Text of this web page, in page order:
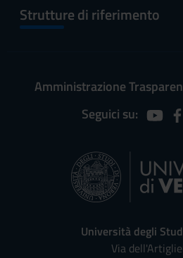
Strutture di riferimento
Amministrazione
Seguici su:
Università degli
Via